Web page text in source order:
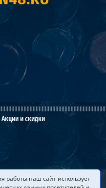
Акции и скидки
Вопросы и ответы
работы наш сайт использует